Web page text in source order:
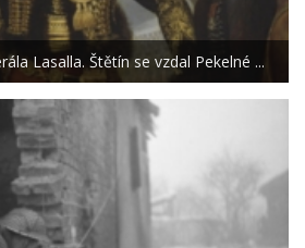
Lasalla. Štětín se vzdal Pekelné ...